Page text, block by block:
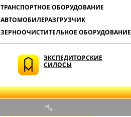
ТРАНСПОРТНОЕ ОБОРУДОВАНИЕ
АВТОМОБИЛЕРАЗГРУЗЧИК
ЗЕРНООЧИСТИТЕЛЬНОЕ ОБОРУДОВАНИЕ
ЭКСПЕДИТОРСКИЕ
СИЛОСЫ
Hц